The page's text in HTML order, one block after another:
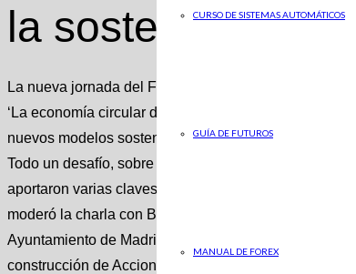
CURSO DE SISTEMAS AUTOMÁTICOS
GUÍA DE FUTUROS
MANUAL DE FOREX
la sostenibilidad
La nueva jornada del Foro ABC Economía
‘La economía circular de los residuos’ , una
nuevos modelos sostenibles para reducir el impacto
Todo un desafío, sobre todo para las ciudades, pero,
aportaron varias claves de presente y futuro.
moderó la charla con Borja Carabante . Delegado
Ayuntamiento de Madrid; Félix González Yagüe ,
construcción de Acciona; Manuel Guerrero , director